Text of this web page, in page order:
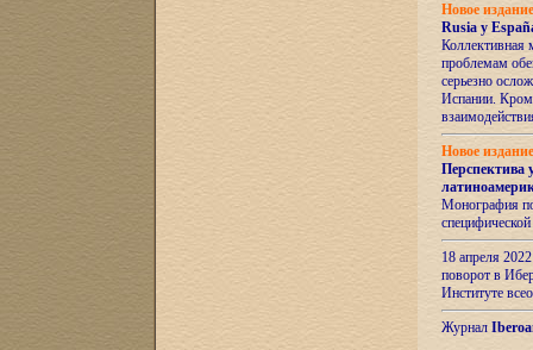
Новое
Rusia y
Коллективная
проблемам
серьезно
Испании.
Новое
Перспектива
Монография
18 апреля
поворот в
Институте
Журнал